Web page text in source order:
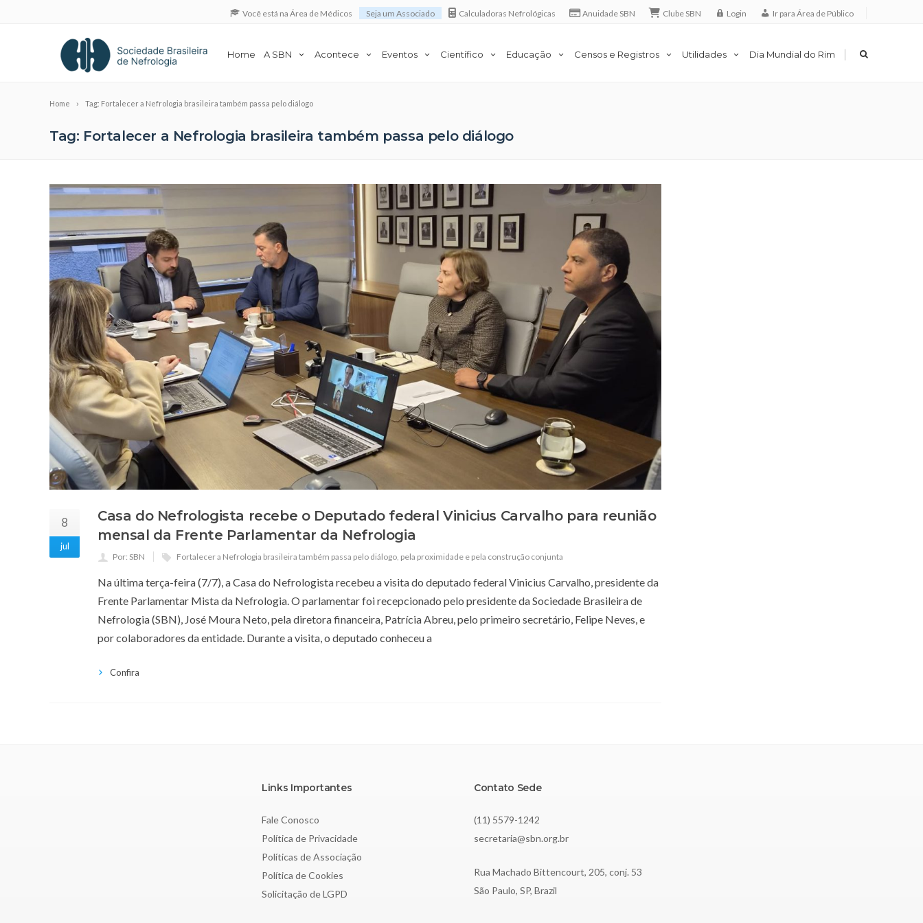
Você está na Área de Médicos Seja um Associado Calculadoras Nefrológicas Anuidade SBN Clube SBN Login Ir para Área de Público
Home A SBN Acontece Eventos Científico Educação Censos e Registros Utilidades Dia Mundial do Rim |
Home Tag: Fortalecer a Nefrologia brasileira também passa pelo diálogo
Tag: Fortalecer a Nefrologia brasileira também passa pelo diálogo
8
jul
Casa do Nefrologista recebe o Deputado federal Vinicius Carvalho para reunião
mensal da Frente Parlamentar da Nefrologia
Por: SBN Fortalecer a Nefrologia brasileira também passa pelo diálogo, pela proximidade e pela construção conjunta
Na última terça-feira (7/7), a Casa do Nefrologista recebeu a visita do deputado federal Vinicius Carvalho, presidente da
Frente Parlamentar Mista da Nefrologia. O parlamentar foi recepcionado pelo presidente da Sociedade Brasileira de
Nefrologia (SBN), José Moura Neto, pela diretora financeira, Patrícia Abreu, pelo primeiro secretário, Felipe Neves, e
por colaboradores da entidade. Durante a visita, o deputado conheceu a
Confira
Links Importantes
Fale Conosco
Política de Privacidade
Políticas de Associação
Política de Cookies
Solicitação de LGPD
Contato Sede
(11) 5579-1242
secretaria@sbn.org.br
Rua Machado Bittencourt, 205, conj. 53
São Paulo, SP, Brazil